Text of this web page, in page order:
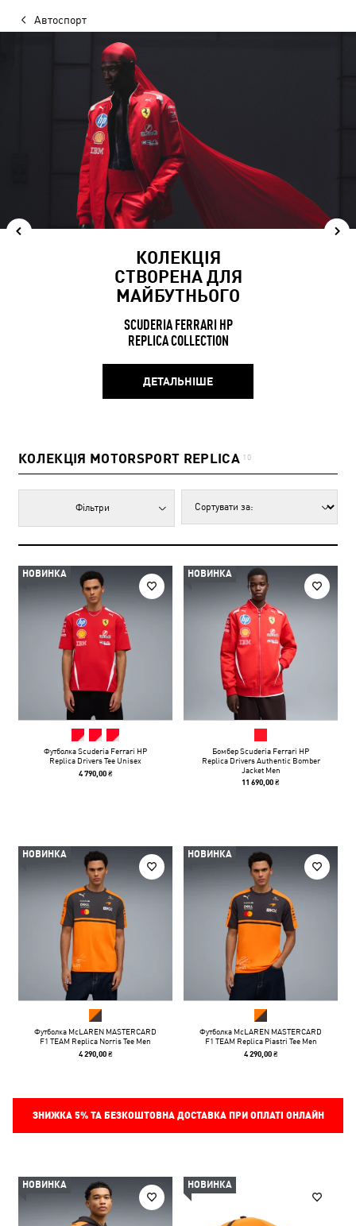
Автоспорт
НА ПОВНУ
ГУЧНІСТЬ
PUMA X McLAREN RACING REPLICA
ДЕТАЛЬНІШЕ
Фільтри
НОВИНКА
Футболка Scuderia Ferrari HP
Replica Drivers Tee Unisex
4 790,00 ₴
НОВИНКА
Бомбер Scuderia Ferrari HP
Replica Drivers Authentic Bomber
11 690,00 ₴
Футболка McLAREN MASTERCARD
F1 TEAM Replica Norris Tee Men
4 290,00 ₴
Футболка McLAREN MASTERCARD
F1 TEAM Replica Piastri Tee Men
4 290,00 ₴